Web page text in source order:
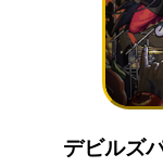
デビルズ